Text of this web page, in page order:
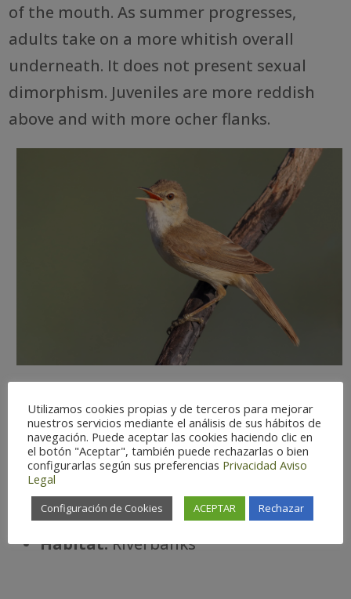
of the mouth. As summer progresses,
adults take on a more whitish overall
underneath. It does not present sexual
dimorphism. Juveniles are more reddish
above and with more ocher flanks.
Observation difficulty:Easy
Status:Summer
Optimal Season:
Conservation Status:Protected
species
Hábitat:Riverbanks
Utilizamos cookies propias y de terceros para mejorar
nuestros servicios mediante el análisis de sus hábitos de
navegación. Puede aceptar las cookies haciendo clic en
el botón "Aceptar", también puede rechazarlas o bien
configurarlas según sus preferencias Privacidad Aviso
Legal
Configuración de Cookies ACEPTAR Rechazar